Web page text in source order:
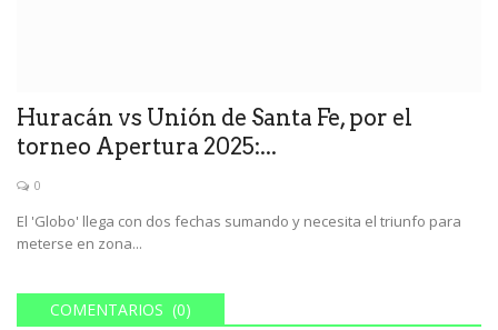
Huracán vs Unión de Santa Fe, por el
torneo Apertura 2025:...
0
El 'Globo' llega con dos fechas sumando y necesita el triunfo para
meterse en zona...
COMENTARIOS (0)